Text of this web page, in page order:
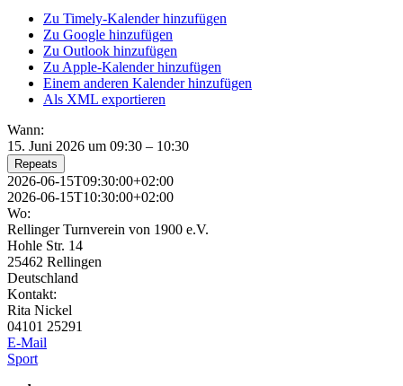
Zu Timely-Kalender hinzufügen
Zu Google hinzufügen
Zu Outlook hinzufügen
Zu Apple-Kalender hinzufügen
Einem anderen Kalender hinzufügen
Als XML exportieren
Wann:
15. Juni 2026 um 09:30 – 10:30
Repeats
2026-06-15T09:30:00+02:00
2026-06-15T10:30:00+02:00
Wo:
Rellinger Turnverein von 1900 e.V.
Hohle Str. 14
25462 Rellingen
Deutschland
Kontakt:
Rita Nickel
04101 25291
E-Mail
Sport